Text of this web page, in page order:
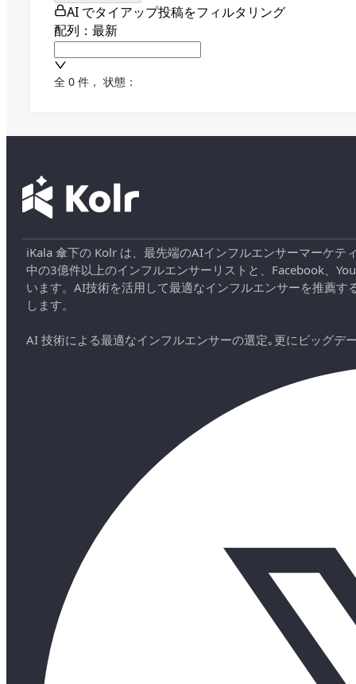
AI でタイアップ投稿をフィルタリング
配列：最新
全 0 件 ， 状態：
iKala 傘下の Kolr は、最先端のAIインフルエンサーマーケ
中の3億件以上のインフルエンサーリストと、Facebook、
います。AI技術を活用して最適なインフルエンサーを推薦
します。
AI 技術による最適なインフルエンサーの選定｡更にビッグデ